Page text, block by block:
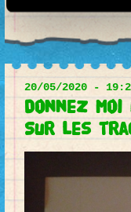
20/05/2020 -
Donnez
Sur les